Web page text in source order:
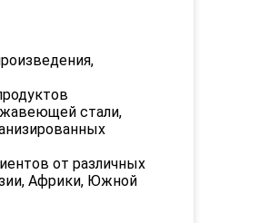
стали,
от различных
Африки, Южной